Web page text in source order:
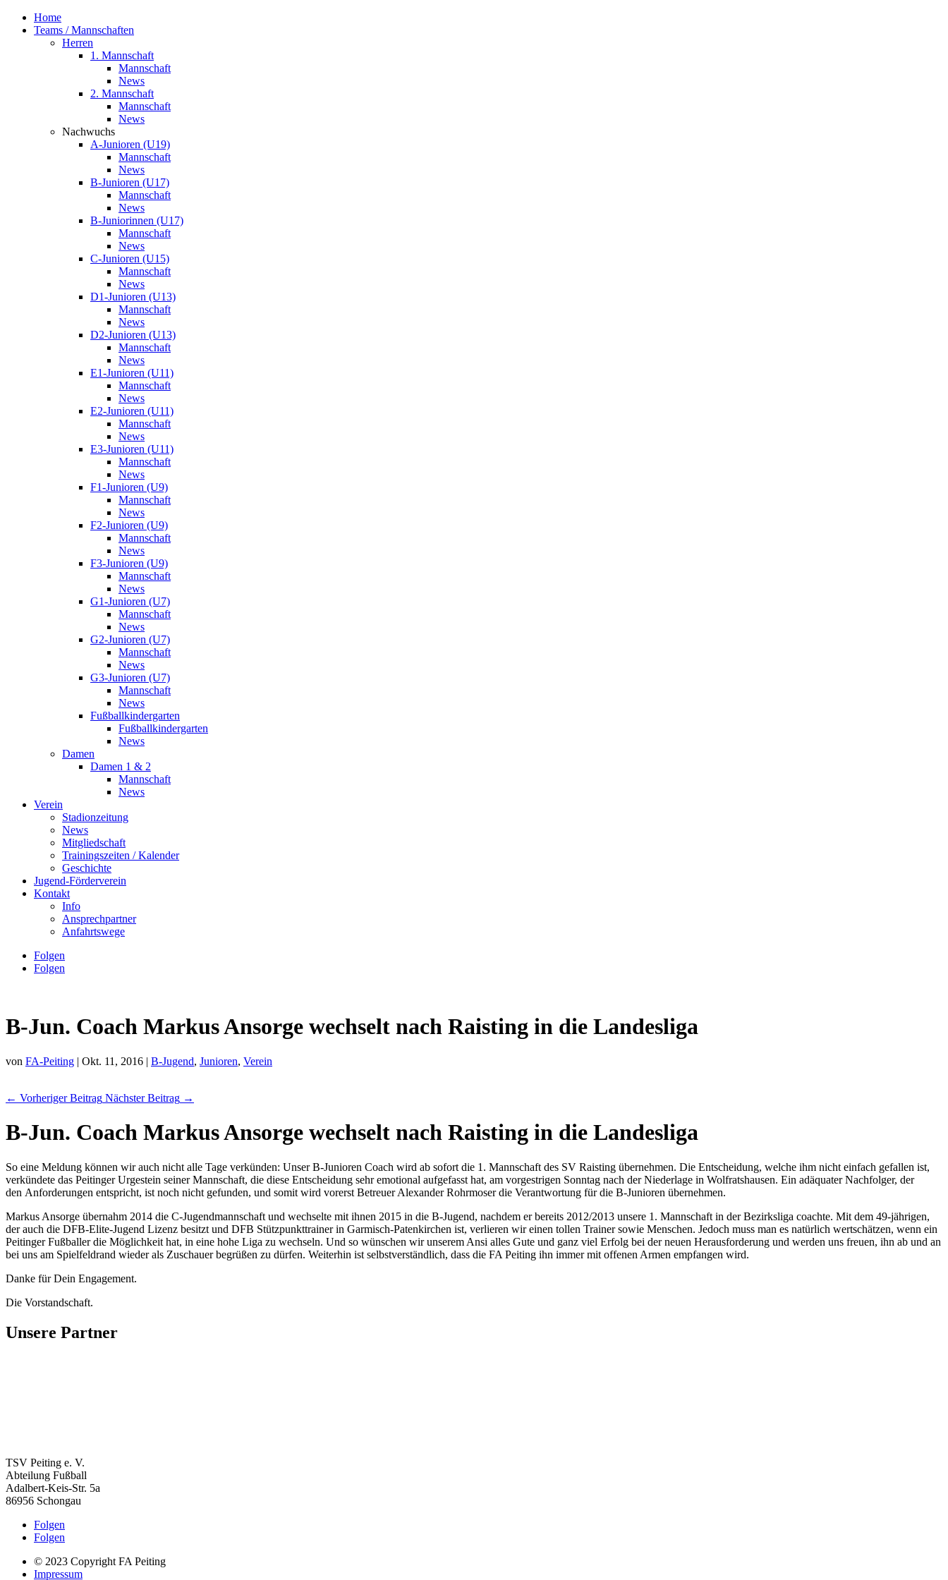
Home
Teams / Mannschaften
Herren
1. Mannschaft
Mannschaft
News
2. Mannschaft
Mannschaft
News
Nachwuchs
A-Junioren (U19)
Mannschaft
News
B-Junioren (U17)
Mannschaft
News
B-Juniorinnen (U17)
Mannschaft
News
C-Junioren (U15)
Mannschaft
News
D1-Junioren (U13)
Mannschaft
News
D2-Junioren (U13)
Mannschaft
News
E1-Junioren (U11)
Mannschaft
News
E2-Junioren (U11)
Mannschaft
News
E3-Junioren (U11)
Mannschaft
News
F1-Junioren (U9)
Mannschaft
News
F2-Junioren (U9)
Mannschaft
News
F3-Junioren (U9)
Mannschaft
News
G1-Junioren (U7)
Mannschaft
News
G2-Junioren (U7)
Mannschaft
News
G3-Junioren (U7)
Mannschaft
News
Fußballkindergarten
Fußballkindergarten
News
Damen
Damen 1 & 2
Mannschaft
News
Verein
Stadionzeitung
News
Mitgliedschaft
Trainingszeiten / Kalender
Geschichte
Jugend-Förderverein
Kontakt
Info
Ansprechpartner
Anfahrtswege
Folgen
Folgen
B-Jun. Coach Markus Ansorge wechselt nach Raisting in die Landesliga
von FA-Peiting | Okt. 11, 2016 | B-Jugend, Junioren, Verein
← Vorheriger Beitrag Nächster Beitrag →
B-Jun. Coach Markus Ansorge wechselt nach Raisting in die Landesliga
So eine Meldung können wir auch nicht alle Tage verkünden: Unser B-Junioren Coach wird ab sofort die 1. Mannschaft des SV Raisting übernehmen. Die Entscheidung, welche ihm nicht einfach gefallen ist,
verkündete das Peitinger Urgestein seiner Mannschaft, die diese Entscheidung sehr emotional aufgefasst hat, am vorgestrigen Sonntag nach der Niederlage in Wolfratshausen. Ein adäquater Nachfolger, der
den Anforderungen entspricht, ist noch nicht gefunden, und somit wird vorerst Betreuer Alexander Rohrmoser die Verantwortung für die B-Junioren übernehmen.
Markus Ansorge übernahm 2014 die C-Jugendmannschaft und wechselte mit ihnen 2015 in die B-Jugend, nachdem er bereits 2012/2013 unsere 1. Mannschaft in der Bezirksliga coachte. Mit dem 49-jährigen,
der auch die DFB-Elite-Jugend Lizenz besitzt und DFB Stützpunkttrainer in Garmisch-Patenkirchen ist, verlieren wir einen tollen Trainer sowie Menschen. Jedoch muss man es natürlich wertschätzen, wenn ein
Peitinger Fußballer die Möglichkeit hat, in eine hohe Liga zu wechseln. Und so wünschen wir unserem Ansi alles Gute und ganz viel Erfolg bei der neuen Herausforderung und werden uns freuen, ihn ab und an
bei uns am Spielfeldrand wieder als Zuschauer begrüßen zu dürfen. Weiterhin ist selbstverständlich, dass die FA Peiting ihn immer mit offenen Armen empfangen wird.
Danke für Dein Engagement.
Die Vorstandschaft.
Unsere Partner
TSV Peiting e. V.
Abteilung Fußball
Adalbert-Keis-Str. 5a
86956 Schongau
Folgen
Folgen
© 2023 Copyright FA Peiting
Impressum